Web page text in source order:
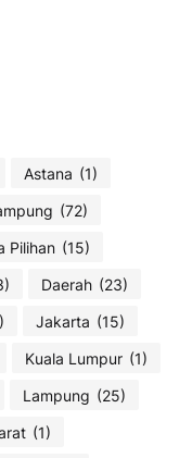
Astana (1)
(72)
Pilihan (15)
Daerah (23)
Jakarta (15)
Kuala Lumpur (1)
Lampung (25)
(1)